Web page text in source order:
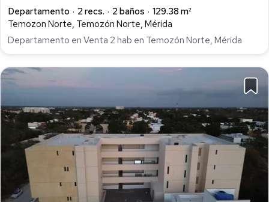
Departamento
2 recs. 2 baños
129.38 m²
Temozon Norte, Temozón Norte, Mérida
Departamento en Venta 2 hab en Temozón Norte, Mérida